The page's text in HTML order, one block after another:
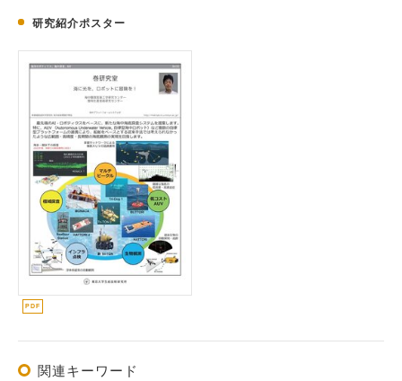
研究紹介ポスター
関連キーワード